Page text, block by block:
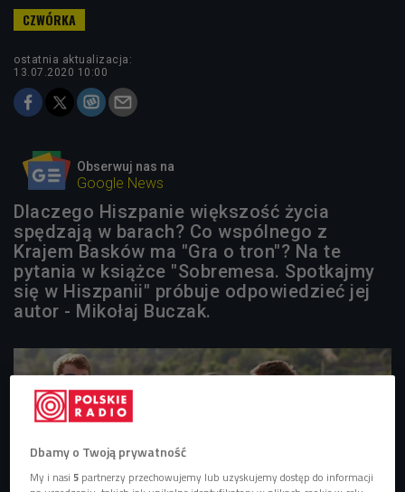
ostatnia aktualizacja:
13.07.2020 10:00
Obserwuj nas na
Google News
Dlaczego Hiszpanie większość życia
spędzają w barach? Co wspólnego z
Krajem Basków ma "Gra o tron"? Na te
pytania w książce "Sobremesa. Spotkajmy
się w Hiszpanii" próbuje odpowiedzieć jej
autor - Mikołaj Buczak.
Dbamy o Twoją prywatność
My i nasi5 partnerzy przechowujemy lub uzyskujemy dostęp do informacji